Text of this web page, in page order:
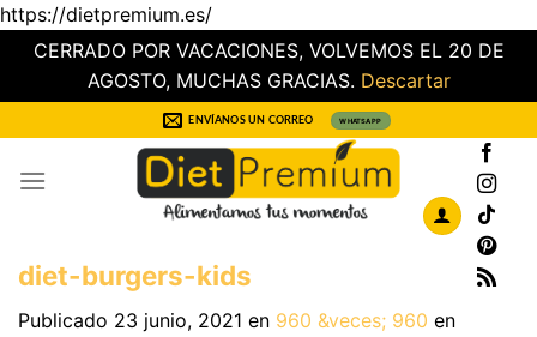
https://dietpremium.es/
CERRADO POR VACACIONES, VOLVEMOS EL 20 DE
AGOSTO, MUCHAS GRACIAS. Descartar
al
contenido
ENVÍANOS UN CORREO WHATSAPP
diet-burgers-kids
Publicado 23 junio, 2021 en 960 &veces; 960 en